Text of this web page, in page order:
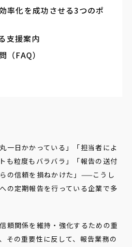
率化を成功させる3つのポ
支援案内
（FAQ）
一日かかっている」「担当者によ
も粒度もバラバラ」「報告の送付
の信頼を損ねかけた」——こうし
の定期報告を行っている企業で多
頼関係を維持・強化するための重
その重要性に反して、報告業務の